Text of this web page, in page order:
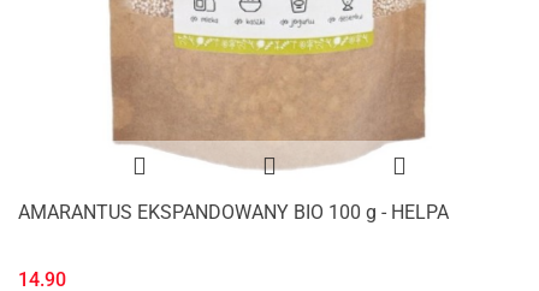
AMARANTUS EKSPANDOWANY BIO 100 g - HELPA
14.90